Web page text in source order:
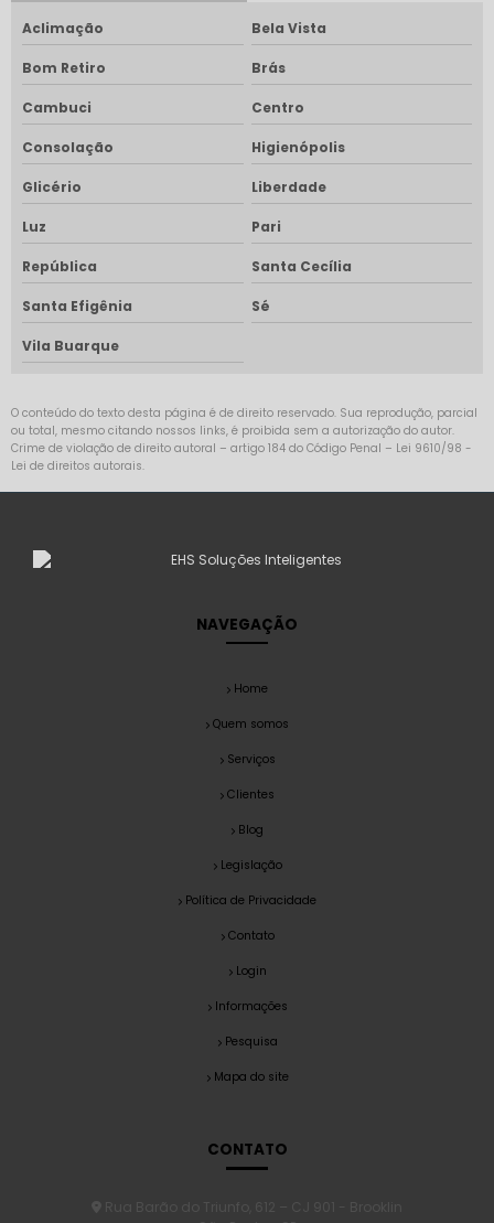
Aclimação Bela Vista
Bom Retiro Brás
Cambuci Centro
Consolação Higienópolis
Glicério Liberdade
Luz Pari
República Santa Cecília
Santa Efigênia Sé
Vila Buarque
O conteúdo do texto desta página é de direito reservado. Sua reprodução, parcial
ou total, mesmo citando nossos links, é proibida sem a autorização do autor.
Crime de violação de direito autoral – artigo 184 do Código Penal – Lei 9610/98 -
Lei de direitos autorais.
NAVEGAÇÃO
Home
Quem somos
Serviços
Clientes
Blog
Legislação
Política de Privacidade
Contato
Login
Informações
Pesquisa
Mapa do site
CONTATO